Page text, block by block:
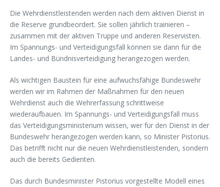
Die Wehrdienstleistenden werden nach dem aktiven Dienst in
die Reserve grundbeordert. Sie sollen jährlich trainieren –
zusammen mit der aktiven Truppe und anderen Reservisten.
Im Spannungs- und Verteidigungsfall können sie dann für die
Landes- und Bündnisverteidigung herangezogen werden.
Als wichtigen Baustein für eine aufwuchsfähige Bundeswehr
werden wir im Rahmen der Maßnahmen für den neuen
Wehrdienst auch die Wehrerfassung schrittweise
wiederaufbauen. Im Spannungs- und Verteidigungsfall muss
das Verteidigungsministerium wissen, wer für den Dienst in der
Bundeswehr herangezogen werden kann, so Minister Pistorius.
Das betrifft nicht nur die neuen Wehrdienstleistenden, sondern
auch die bereits Gedienten.
Das durch Bundesminister Pistorius vorgestellte Modell eines